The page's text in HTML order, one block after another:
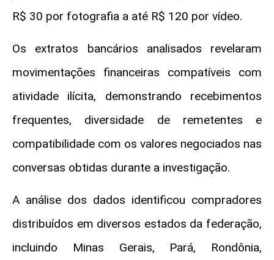
R$ 30 por fotografia a até R$ 120 por vídeo.
Os extratos bancários analisados revelaram
movimentações financeiras compatíveis com
atividade ilícita, demonstrando recebimentos
frequentes, diversidade de remetentes e
compatibilidade com os valores negociados nas
conversas obtidas durante a investigação.
A análise dos dados identificou compradores
distribuídos em diversos estados da federação,
incluindo Minas Gerais, Pará, Rondônia,